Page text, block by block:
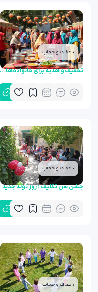
• عفاف و حجاب
تخفیف و هدیه برای خانواده‌های محجبه
• عفاف و حجاب
جشن سن تکلیف ؛ روز تولد جدید
• عفاف و حجاب